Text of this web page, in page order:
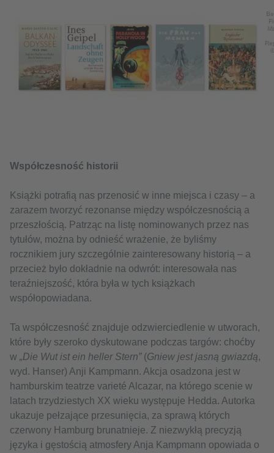
Współczesność historii
Książki potrafią nas przenosić w inne miejsca i czasy – a
zarazem tworzyć rezonanse między współczesnością a
przeszłością. Patrząc na listę nominowanych przez nas
tytułów, można by odnieść wrażenie, że byliśmy
rocznikiem jury szczególnie zainteresowany historią – a
przecież było dokładnie na odwrót: interesowała nas
teraźniejszość, która była w tych książkach
współopowiadana.
Ta współczesność znajduje odzwierciedlenie w utworach,
które były szeroko dyskutowane podczas targów: choćby
w „Die Wut ist ein heller Stern”(Gniew jest jasną gwiazdą,
wyd. Hanser) Anji Kampmann. Akcja osadzona jest w
hamburskim teatrze varieté Alcazar, na którego scenie w
latach trzydziestych XX wieku występuje Hedda. Autorka
ukazuje pełzające przesunięcia, za sprawą których
czerwony Hamburg brunatnieje. Z niezwykłą precyzją
języka i gęstością atmosfery Anja Kampmann opowiada o